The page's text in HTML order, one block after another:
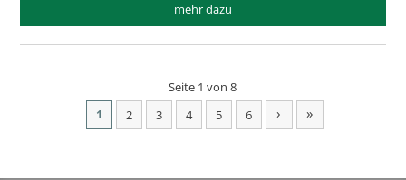
mehr dazu
Seite 1 von 8
1
2 3 4 5 6 › »